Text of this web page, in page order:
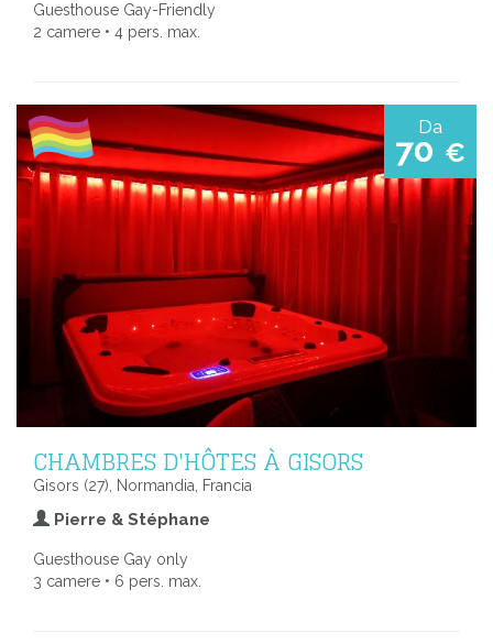
Guesthouse Gay-Friendly
2 camere • 4 pers. max.
Da
70 €
CHAMBRES D'HÔTES À GISORS
Gisors (27), Normandia, Francia
Pierre & Stéphane
Guesthouse Gay only
3 camere • 6 pers. max.